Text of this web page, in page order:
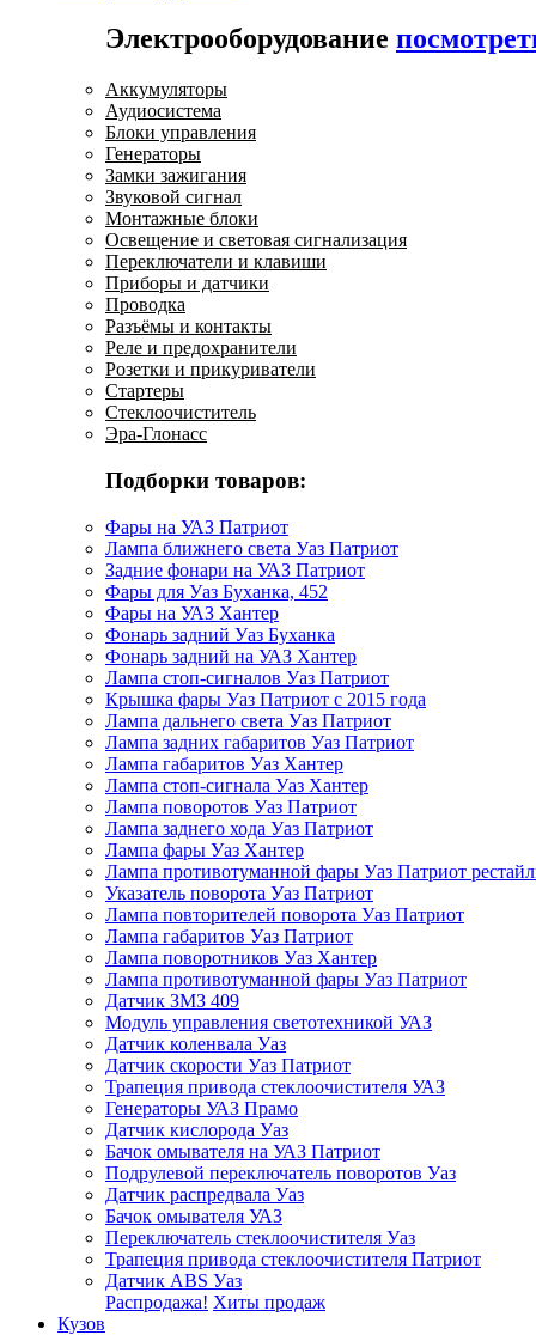
Электрооборудование
Аккумуляторы
Аудиосистема
Блоки управления
Генераторы
Замки зажигания
Звуковой сигнал
Монтажные блоки
Освещение и световая сигнализация
Переключатели и клавиши
Приборы и датчики
Проводка
Разъёмы и контакты
Реле и предохранители
Розетки и прикуриватели
Стартеры
Стеклоочиститель
Эра-Глонасс
Подборки товаров:
Фары на УАЗ Патриот
Лампа ближнего света Уаз Патриот
Задние фонари на УАЗ Патриот
Фары для Уаз Буханка, 452
Фары на УАЗ Хантер
Фонарь задний Уаз Буханка
Фонарь задний на УАЗ Хантер
Лампа стоп-сигналов Уаз Патриот
Крышка фары Уаз Патриот с 2015 года
Лампа дальнего света Уаз Патриот
Лампа задних габаритов Уаз Патриот
Лампа габаритов Уаз Хантер
Лампа стоп-сигнала Уаз Хантер
Лампа поворотов Уаз Патриот
Лампа заднего хода Уаз Патриот
Лампа фары Уаз Хантер
Лампа противотуманной фары Уаз Патриот
Указатель поворота Уаз Патриот
Лампа повторителей поворота Уаз Патриот
Лампа габаритов Уаз Патриот
Лампа поворотников Уаз Хантер
Лампа противотуманной фары Уаз Патриот
Датчик ЗМЗ 409
Модуль управления светотехникой УАЗ
Датчик коленвала Уаз
Датчик скорости Уаз Патриот
Трапеция привода стеклоочистителя УАЗ
Генераторы УАЗ Прамо
Датчик кислорода Уаз
Бачок омывателя на УАЗ Патриот
Подрулевой переключатель поворотов Уаз
Датчик распредвала Уаз
Бачок омывателя УАЗ
Переключатель стеклоочистителя Уаз
Трапеция привода стеклоочистителя Патриот
Датчик ABS Уаз
Распродажа! Хиты продаж
Кузов